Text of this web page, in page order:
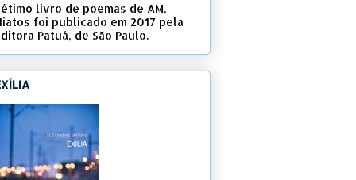
livro de poemas de AM,
foi publicado em 2017 pela
Patuá, de São Paulo.